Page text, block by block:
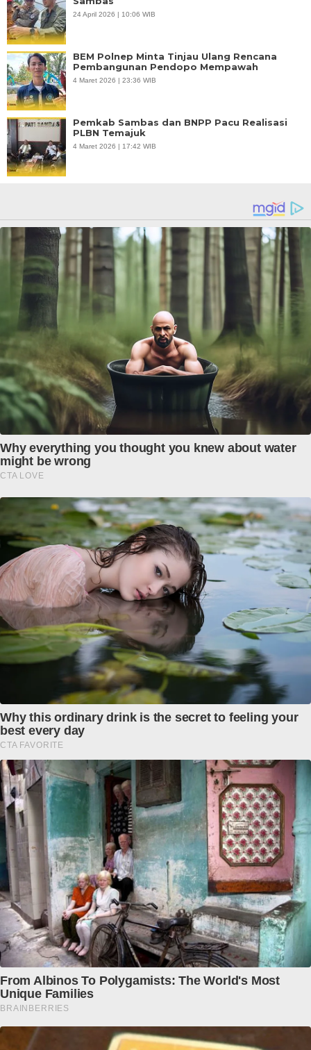
24 April 2026 | 10:06 WIB
BEM Polnep Minta Tinjau Ulang Rencana
Pembangunan Pendopo Mempawah
4 Maret 2026 | 23:36 WIB
Pemkab Sambas dan BNPP Pacu Realisasi
PLBN Temajuk
4 Maret 2026 | 17:42 WIB